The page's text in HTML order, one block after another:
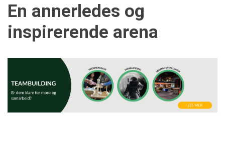
En annerledes og
inspirerende arena